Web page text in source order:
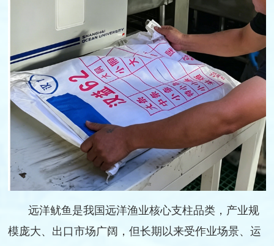
远洋鱿鱼是我国远洋渔业核心支柱品类，产业规
模庞大、出口市场广阔，但长期以来受作业场景、运